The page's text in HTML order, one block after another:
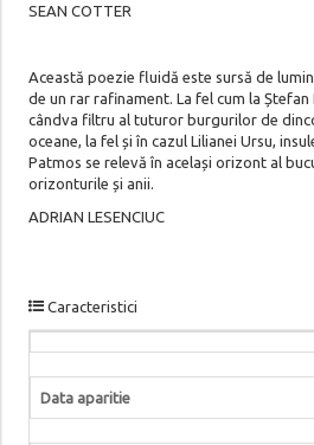
SEAN COTTER
Această poezie fluidă este sursă de
de un rar rafinament. La fel cum la Ștefan
cândva filtru al tuturor burgurilor de
oceane, la fel și în cazul Lilianei Ursu,
Patmos se relevă în același orizont al
orizonturile și anii.
ADRIAN LESENCIUC
Caracteristici
Data aparitie